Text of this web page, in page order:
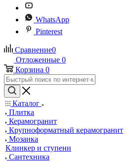
WhatsApp
Pinterest
Сравнение0
Отложенные 0
Корзина 0
Каталог
Плитка
Керамогранит
Крупноформатный керамогранит
Мозаика
Клинкер и ступени
Сантехника